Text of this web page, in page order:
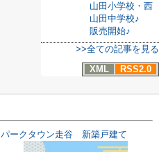
山田小学校・西
山田中学校♪
販売開始♪
>>全ての記事を見る
XML
RSS2.0
パークタウン走谷 新築戸建て